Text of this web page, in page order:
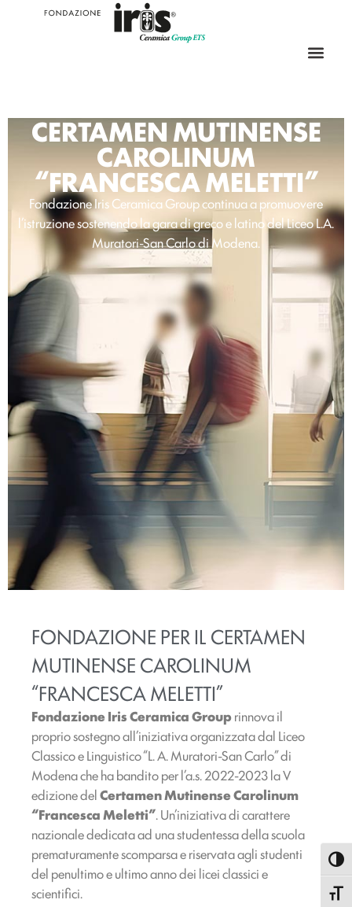
CERTAMEN MUTINENSE
CAROLINUM
“FRANCESCA MELETTI”
Fondazione Iris Ceramica Group continua a promuovere
l’istruzione sostenendo la gara di greco e latino del Liceo L.A.
Muratori-San Carlo di Modena.
FONDAZIONE PER IL CERTAMEN
MUTINENSE CAROLINUM
“FRANCESCA MELETTI”
Fondazione Iris Ceramica Grouprinnova il
proprio sostegno all’iniziativa organizzata dal Liceo
Classico e Linguistico “L. A. Muratori-San Carlo” di
Modena che ha bandito per l’a.s. 2022-2023 la V
edizione delCertamen Mutinense Carolinum
“Francesca Meletti”. Un’iniziativa di carattere
nazionale dedicata ad una studentessa della scuola
prematuramente scomparsa e riservata agli studenti
del penultimo e ultimo anno dei licei classici e
scientifici.